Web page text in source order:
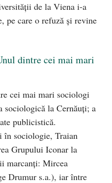
de la Viena i-a
pe care o refuză și revine
dintre cei mai mari
cei mai mari sociologi
sociologică la Cernăuți; a
publicistică.
în sociologie, Traian
Grupului Iconar la
marcanți: Mircea
Drumur s.a.), iar între